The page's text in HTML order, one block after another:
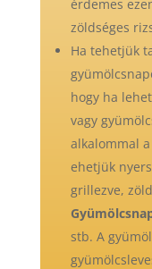
érdemes
zöldséges
Ha tehetjük
hogy ha
vagy
alkalommal
ehetjük
grillezve,
stb. A